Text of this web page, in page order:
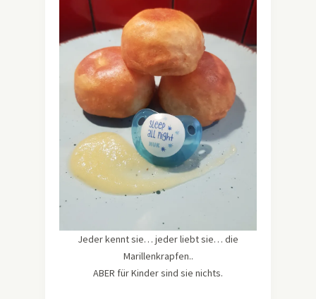
Jeder kennt sie… jeder liebt sie… die
Marillenkrapfen..
ABER für Kinder sind sie nichts.